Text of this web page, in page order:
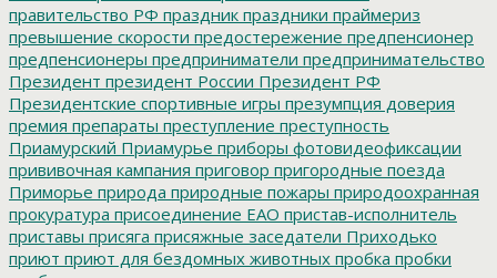
правительство РФ праздник праздники праймериз
превышение скорости предостережение предпенсионер
предпенсионеры предприниматели предпринимательство
Президент президент России Президент РФ
Президентские спортивные игры презумпция доверия
премия препараты преступление преступность
Приамурский Приамурье приборы фотовидеофиксации
прививочная кампания приговор пригородные поезда
Приморье природа природные пожары природоохранная
прокуратура присоединение ЕАО пристав-исполнитель
приставы присяга присяжные заседатели Приходько
приют приют для бездомных животных пробка пробки